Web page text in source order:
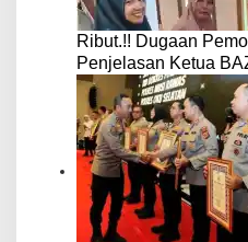
Ribut.!! Dugaan
Penjelasan Ketua